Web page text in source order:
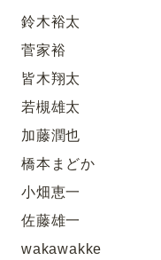
鈴木裕太
菅家裕
皆木翔太
若槻雄太
加藤潤也
橋本まどか
小畑恵一
佐藤雄一
wakawakke